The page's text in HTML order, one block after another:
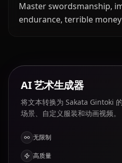
Master swordsmanship,
endurance, terrible
AI 艺术生成器
将文本转换为 Sakata Gintoki
场景、自定义服装和动画视频。
无限制
高质量